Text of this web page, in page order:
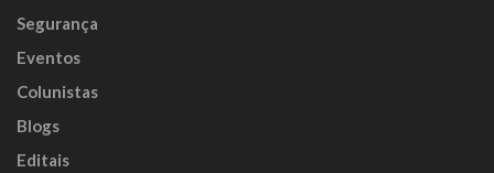
Segurança
Eventos
Colunistas
Blogs
Editais